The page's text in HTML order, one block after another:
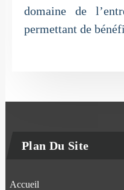
domaine de
permettant de
Plan Du Site
Accueil